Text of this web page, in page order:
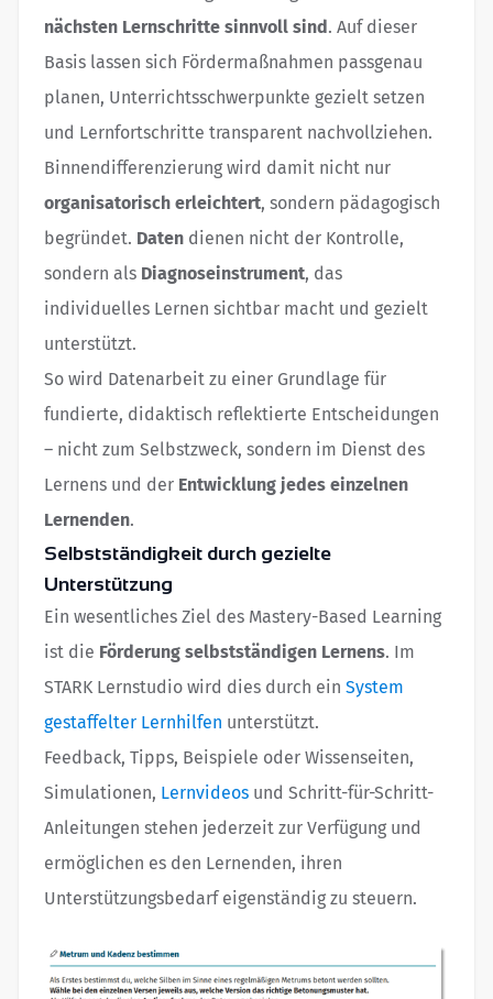
nächsten Lernschritte sinnvoll sind . Auf dieser
Basis lassen sich Fördermaßnahmen passgenau
planen, Unterrichtsschwerpunkte gezielt setzen
und Lernfortschritte transparent nachvollziehen.
Binnendifferenzierung wird damit nicht nur
organisatorisch erleichtert, sondern pädagogisch
begründet. Daten dienen nicht der Kontrolle,
sondern als Diagnoseinstrument, das
individuelles Lernen sichtbar macht und gezielt
unterstützt.
So wird Datenarbeit zu einer Grundlage für
fundierte, didaktisch reflektierte Entscheidungen
– nicht zum Selbstzweck, sondern im Dienst des
Lernens und der Entwicklung jedes einzelnen
Lernenden.
Selbstständigkeit durch gezielte
Unterstützung
Ein wesentliches Ziel des Mastery-Based Learning
ist die Förderung selbstständigen Lernens. Im
STARK Lernstudio wird dies durch ein System
gestaffelter Lernhilfen unterstützt.
Feedback, Tipps, Beispiele oder Wissenseiten,
Simulationen, Lernvideos und Schritt-für-Schritt-
Anleitungen stehen jederzeit zur Verfügung und
ermöglichen es den Lernenden, ihren
Unterstützungsbedarf eigenständig zu steuern.